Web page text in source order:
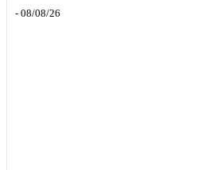
- 08/08/26